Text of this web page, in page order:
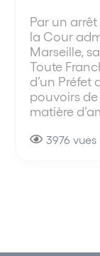
Par un arrêt
la Cour
Marseille,
Toute
d’un Préfet
pouvoirs
matière
3976 vues